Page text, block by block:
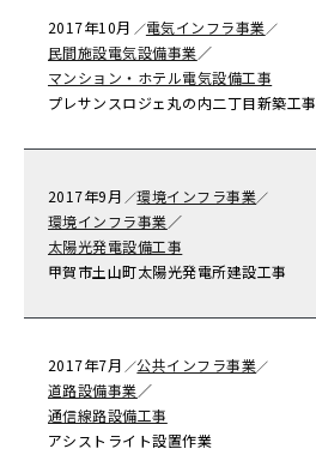
2017年10月 ／電気インフラ事業／
民間施設電気設備事業／
マンション・ホテル電気設備工事
プレサンスロジェ丸の内二丁目新築工事
2017年9月 ／環境インフラ事業／
環境インフラ事業／
太陽光発電設備工事
甲賀市土山町太陽光発電所建設工事
2017年7月 ／公共インフラ事業／
道路設備事業／
通信線路設備工事
アシストライト設置作業